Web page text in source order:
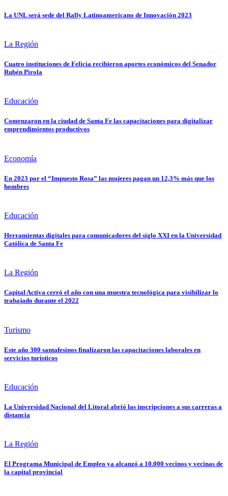
La UNL será sede del Rally Latinoamericano de Innovación 2023
La Región
Cuatro instituciones de Felicia recibieron aportes económicos del Senador
Rubén Pirola
Educación
Comenzaron en la ciudad de Santa Fe las capacitaciones para digitalizar
emprendimientos productivos
Economía
En 2023 por el “Impuesto Rosa” las mujeres pagan un 12,3% más que los
hombres
Educación
Herramientas digitales para comunicadores del siglo XXI en la Universidad
Católica de Santa Fe
La Región
Capital Activa cerró el año con una muestra tecnológica para visibilizar lo
trabajado durante el 2022
Turismo
Este año 300 santafesinos finalizaron las capacitaciones laborales en
servicios turísticos
Educación
La Universidad Nacional del Litoral abrió las inscripciones a sus carreras a
distancia
La Región
El Programa Municipal de Empleo ya alcanzó a 10.000 vecinos y vecinas de
la capital provincial